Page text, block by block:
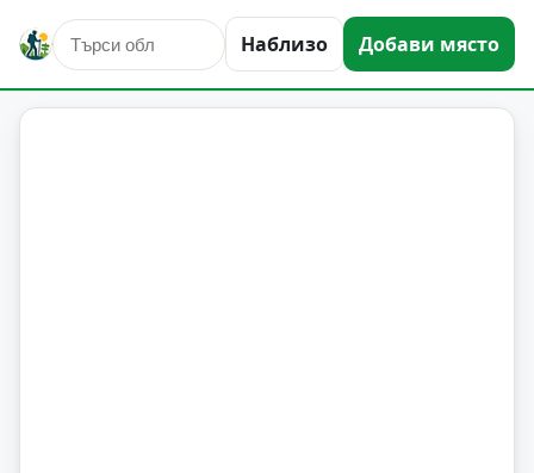
Наблизо Добави място
Неделино Област: Смолян